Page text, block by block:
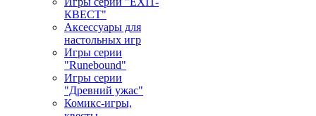
КВЕСТ"
Аксессуары для
настольных игр
Игры серии
"Runebound"
Игры серии
"Древний ужас"
Комикс-игры,